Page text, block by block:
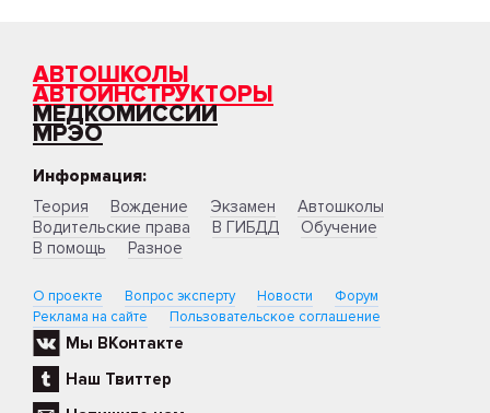
АВТОШКОЛЫ
АВТОИНСТРУКТОРЫ
МЕДКОМИССИИ
МРЭО
Информация:
Теория
Вождение Экзамен
Автошколы
Водительские права
В ГИБДД
Обучение
В помощь
Разное
О проекте Вопрос эксперту Новости
Форум
Реклама на сайте
Пользовательское соглашение
Мы ВКонтакте
Наш Твиттер